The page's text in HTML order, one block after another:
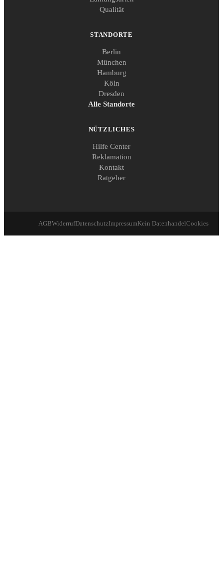
Qualität
STANDORTE
Berlin
München
Hamburg
Köln
Dresden
Alle Standorte
NÜTZLICHES
Hilfe Center
Reklamation
Kontakt
Ratgeber
AGBWiderrufDatenschutzImpressumKein DatenhandelCookies